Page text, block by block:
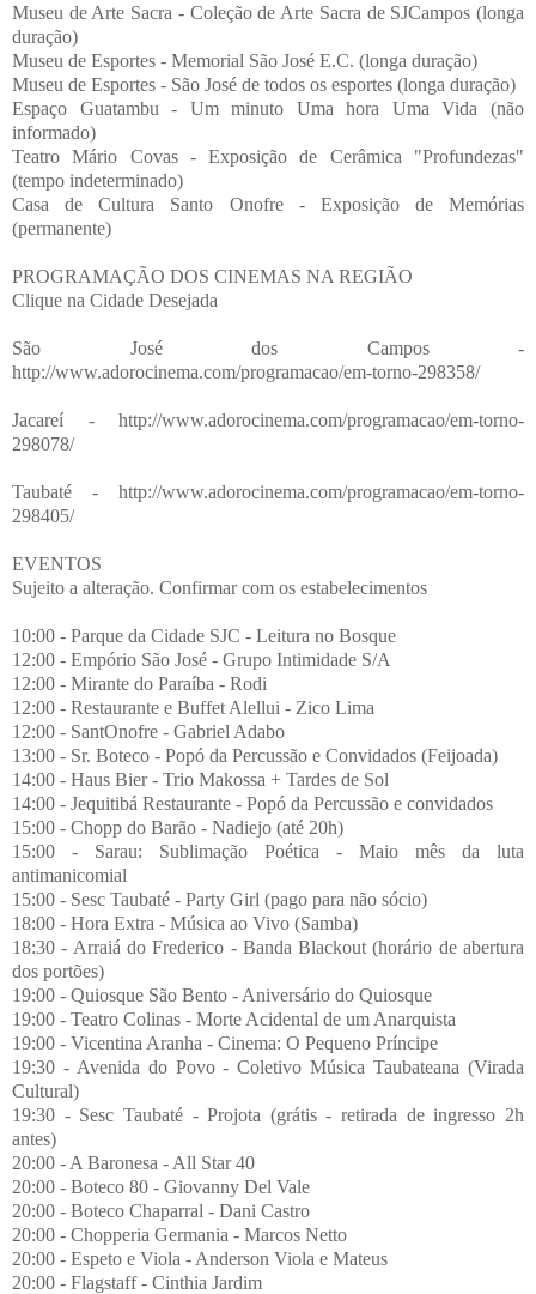
Museu de Arte Sacra - Coleção de Arte Sacra de SJCampos (longa
duração)
Museu de Esportes - Memorial São José E.C. (longa duração)
Museu de Esportes - São José de todos os esportes (longa duração)
Espaço Guatambu - Um minuto Uma hora Uma Vida (não
informado)
Teatro Mário Covas - Exposição de Cerâmica "Profundezas"
(tempo indeterminado)
Casa de Cultura Santo Onofre - Exposição de Memórias
(permanente)
PROGRAMAÇÃO DOS CINEMAS NA REGIÃO
Clique na Cidade Desejada
São José dos Campos -
http://www.adorocinema.com/programacao/em-torno-298358/
Jacareí - http://www.adorocinema.com/programacao/em-torno-
298078/
Taubaté - http://www.adorocinema.com/programacao/em-torno-
298405/
EVENTOS
Sujeito a alteração. Confirmar com os estabelecimentos
10:00 - Parque da Cidade SJC - Leitura no Bosque
12:00 - Empório São José - Grupo Intimidade S/A
12:00 - Mirante do Paraíba - Rodi
12:00 - Restaurante e Buffet Alellui - Zico Lima
12:00 - SantOnofre - Gabriel Adabo
13:00 - Sr. Boteco - Popó da Percussão e Convidados (Feijoada)
14:00 - Haus Bier - Trio Makossa + Tardes de Sol
14:00 - Jequitibá Restaurante - Popó da Percussão e convidados
15:00 - Chopp do Barão - Nadiejo (até 20h)
15:00 - Sarau: Sublimação Poética - Maio mês da luta
antimanicomial
15:00 - Sesc Taubaté - Party Girl (pago para não sócio)
18:00 - Hora Extra - Música ao Vivo (Samba)
18:30 - Arraiá do Frederico - Banda Blackout (horário de abertura
dos portões)
19:00 - Quiosque São Bento - Aniversário do Quiosque
19:00 - Teatro Colinas - Morte Acidental de um Anarquista
19:00 - Vicentina Aranha - Cinema: O Pequeno Príncipe
19:30 - Avenida do Povo - Coletivo Música Taubateana (Virada
Cultural)
19:30 - Sesc Taubaté - Projota (grátis - retirada de ingresso 2h
antes)
20:00 - A Baronesa - All Star 40
20:00 - Boteco 80 - Giovanny Del Vale
20:00 - Boteco Chaparral - Dani Castro
20:00 - Chopperia Germania - Marcos Netto
20:00 - Espeto e Viola - Anderson Viola e Mateus
20:00 - Flagstaff - Cinthia Jardim